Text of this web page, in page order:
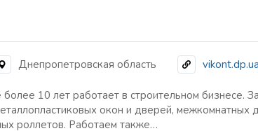
Днепропетровская область vikont.dp.ua
10 лет работает в строительном бизнесе.
окон и дверей,
роллетов. Работаем также…